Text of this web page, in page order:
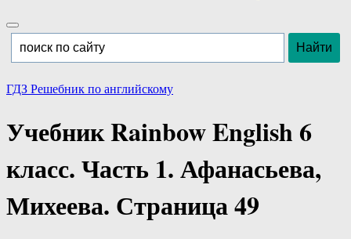
ГДЗ Решебник по английскому
Учебник Rainbow English 6
класс. Часть 1. Афанасьева,
Михеева. Страница 49